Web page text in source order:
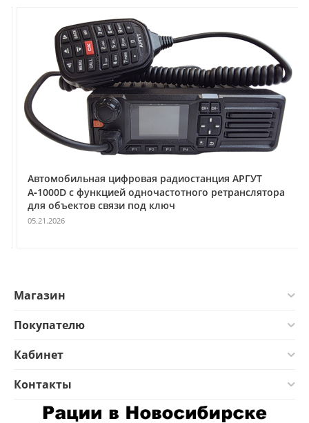
Автомобильная цифровая радиостанция АРГУТ
А‑1000D с функцией одночастотного ретранслятора
для объектов связи под ключ
05.21.2026
Магазин
Покупателю
Кабинет
Контакты